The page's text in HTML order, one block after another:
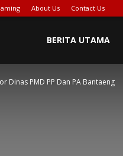
About Us Contact Us
BERITA UTAMA
Dinas PMD PP Dan PA Bantaeng